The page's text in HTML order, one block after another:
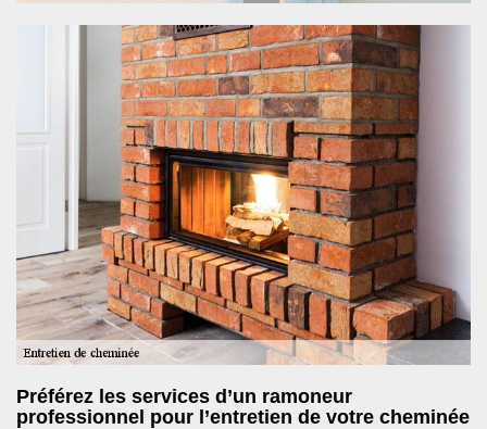
Préférez les services d’un ramoneur
professionnel pour l’entretien de votre cheminée